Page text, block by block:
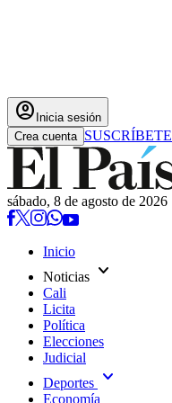
account_circle Inicia sesión
Crea cuenta SUSCRÍBETE
sábado, 8 de agosto de 2026
Inicio
Noticias expand_more
Cali
Licita
Política
Elecciones
Judicial
Deportes expand_more
Economía